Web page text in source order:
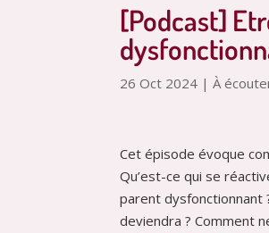
[Podcast]
26 Oct 2024 |À
Cet épisode évoque
Qu’est-ce qui se
parent dysfonctionnant
deviendra ? Comment